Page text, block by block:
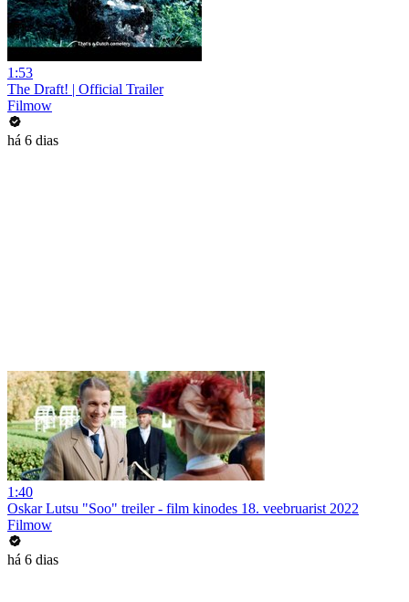
1:53
The Draft! | Official Trailer
Filmow
há 6 dias
1:40
Oskar Lutsu "Soo" treiler - film kinodes 18. veebruarist 2022
Filmow
há 6 dias